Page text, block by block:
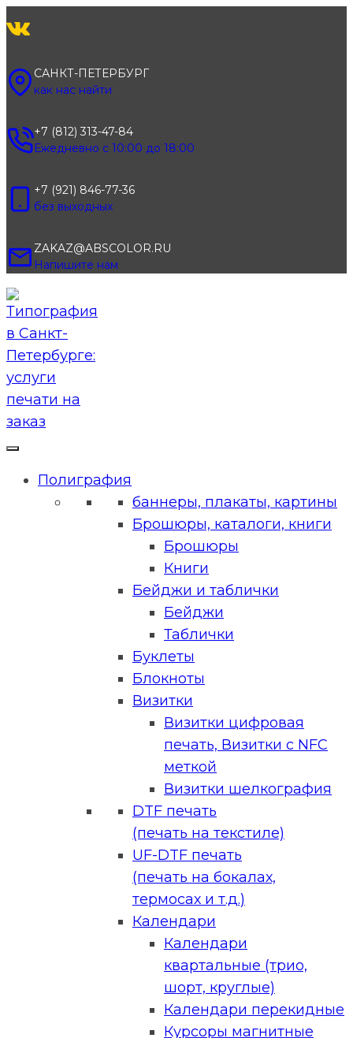
к
САНКТ-ПЕТЕРБУРГ
как нас найти
+7 (812) 313-47-84
Ежедневно с 10:00 до 18:00
+7 (921) 846-77-36
без выходных
ZAKAZ@ABSCOLOR.RU
Напишите нам
Полиграфия
баннеры, плакаты, картины
Брошюры, каталоги, книги
Брошюры
Книги
Бейджи и таблички
Бейджи
Таблички
Буклеты
Блокноты
Визитки
Визитки цифровая
печать, Визитки с NFC
меткой
Визитки шелкография
DTF печать
(печать на текстиле)
UF-DTF печать
(печать на бокалах,
термосах и т.д.)
Календари
Календари
квартальные (трио,
шорт, круглые)
Календари перекидные
Курсоры магнитные